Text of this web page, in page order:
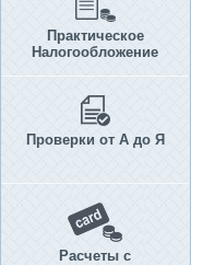
Практическое
Налогообложение
Проверки от А до Я
Расчеты с